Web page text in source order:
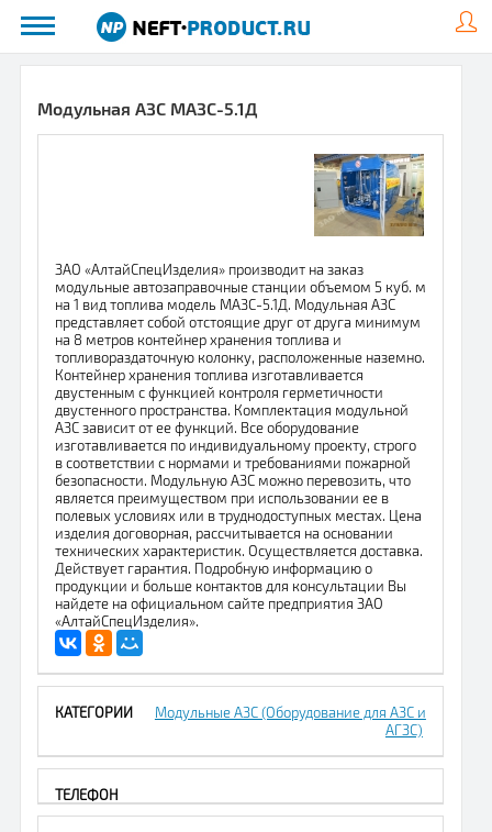
Модульная АЗС МАЗС-5.1Д
ЗАО «АлтайСпецИзделия» производит на заказ
модульные автозаправочные станции объемом 5 куб. м
на 1 вид топлива модель МАЗС-5.1Д. Модульная АЗС
представляет собой отстоящие друг от друга минимум
на 8 метров контейнер хранения топлива и
топливораздаточную колонку, расположенные наземно.
Контейнер хранения топлива изготавливается
двустенным с функцией контроля герметичности
двустенного пространства. Комплектация модульной
АЗС зависит от ее функций. Все оборудование
изготавливается по индивидуальному проекту, строго
в соответствии с нормами и требованиями пожарной
безопасности. Модульную АЗС можно перевозить, что
является преимуществом при использовании ее в
полевых условиях или в труднодоступных местах. Цена
изделия договорная, рассчитывается на основании
технических характеристик. Осуществляется доставка.
Действует гарантия. Подробную информацию о
продукции и больше контактов для консультации Вы
найдете на официальном сайте предприятия ЗАО
«АлтайСпецИзделия».
Модульные АЗС (Оборудование для АЗС и
АГЗС)